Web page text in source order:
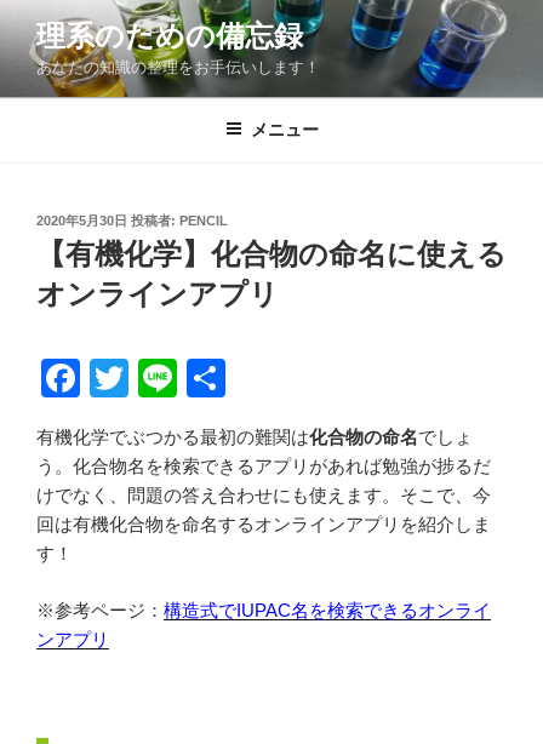
ン
ン
理系のための備忘録
あなたの知識の整理をお手伝いします！
メニュー
投
2020年5月30日 投稿者: PENCIL
【有機化学】化合物の命名に使える
オンラインアプリ
F
a
c
e
b
o
k
T
tt
er
Li
e
有
有機化学でぶつかる最初の難関は化合物の命名でしょ
う。 化合物名を検索できるアプリがあれば勉強が捗るだ
けでなく、問題の答え合わせにも使えます。そこで、今
回は有機化合物を命名するオンラインアプリを紹介しま
す！
※参考ページ： 構造式でIUPAC名を検索できるオンライ
ンアプリ